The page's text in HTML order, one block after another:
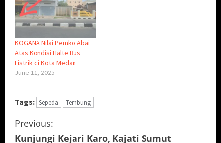
KOGANA Nilai Pemko Abai
Atas Kondisi Halte Bus
Listrik di Kota Medan
June 11, 2025
Tags: Sepeda Tembung
C
Previous:
Kunjungi Kejari Karo, Kajati Sumut